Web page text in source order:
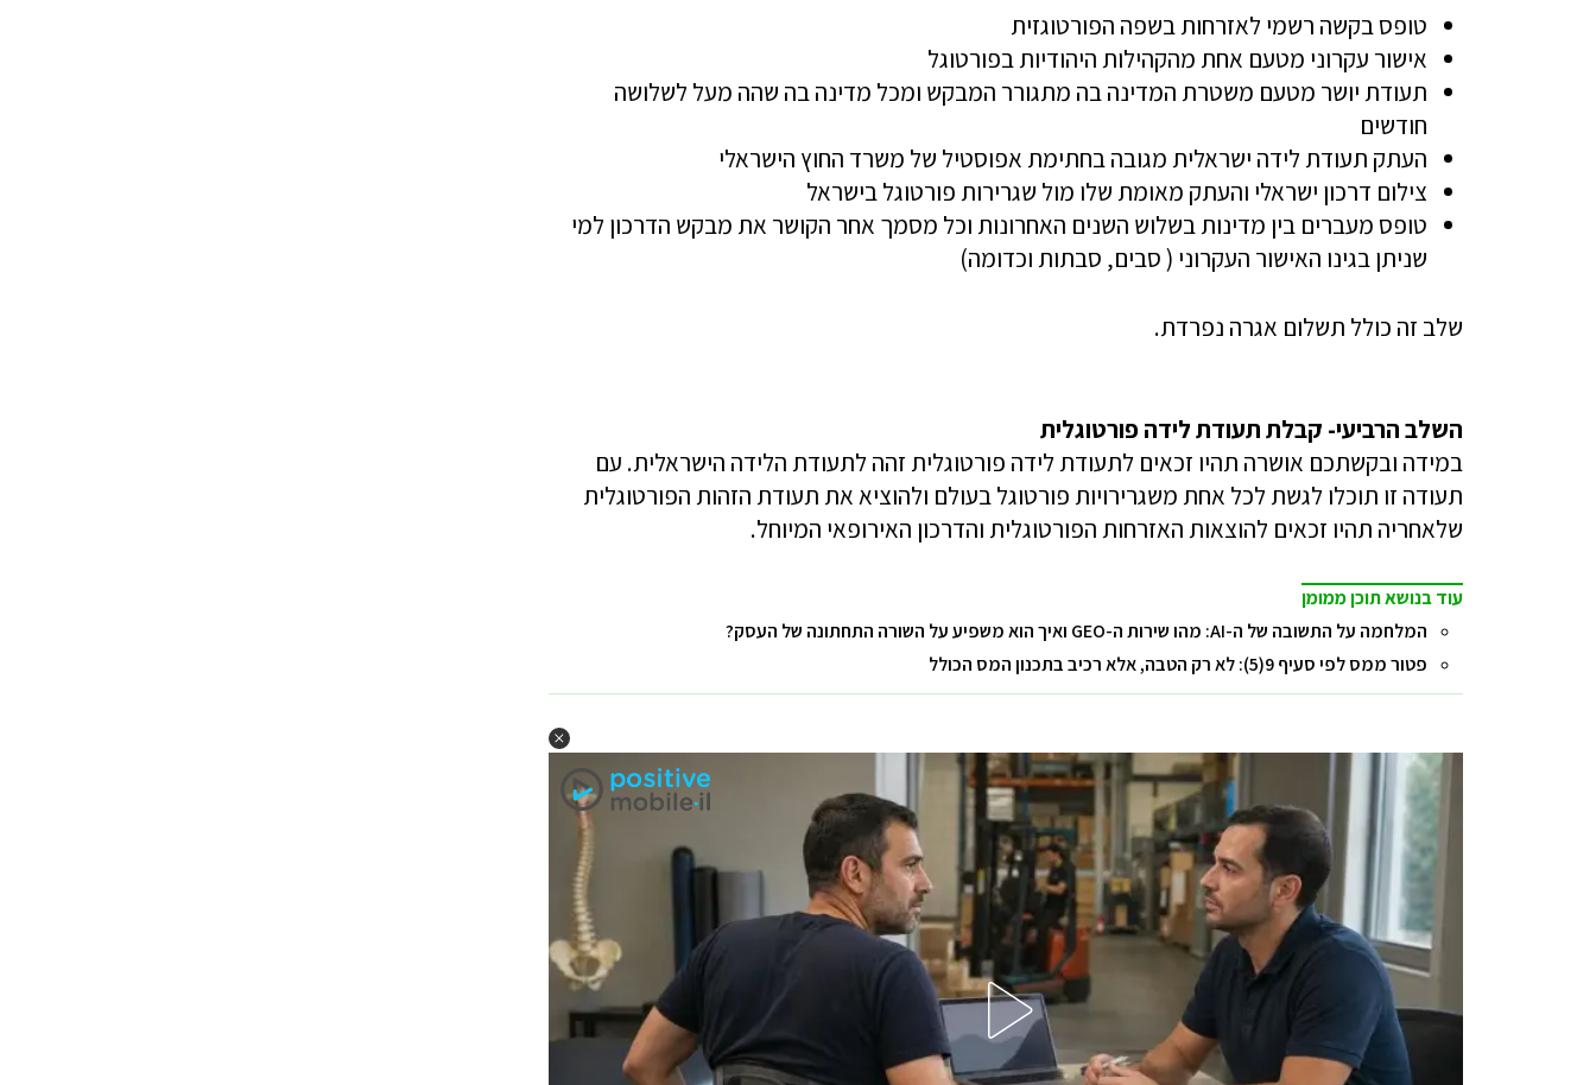
טופס בקשה רשמי לאזרחות בשפה הפורטוגזית
אישור עקרוני מטעם אחת מהקהילות היהודיות בפורטוגל
תעודת יושר מטעם משטרת המדינה בה מתגורר המבקש ומכל מדינה בה שהה מעל לשלושה
חודשים
העתק תעודת לידה ישראלית מגובה בחתימת אפוסטיל של משרד החוץ הישראלי
צילום דרכון ישראלי והעתק מאומת שלו מול שגרירות פורטוגל בישראל
טופס מעברים בין מדינות בשלוש השנים האחרונות וכל מסמך אחר הקושר את מבקש הדרכון למי
שניתן בגינו האישור העקרוני ( סבים, סבתות וכדומה)
שלב זה כולל תשלום אגרה נפרדת.
השלב הרביעי- קבלת תעודת לידה פורטוגלית
במידה ובקשתכם אושרה תהיו זכאים לתעודת לידה פורטוגלית זהה לתעודת הלידה הישראלית. עם
תעודה זו תוכלו לגשת לכל אחת משגרירויות פורטוגל בעולם ולהוציא את תעודת הזהות הפורטוגלית
שלאחריה תהיו זכאים להוצאות האזרחות הפורטוגלית והדרכון האירופאי המיוחל.
עוד בנושא תוכן ממומן
המלחמה על התשובה של ה-AI: מהו שירות ה-GEO ואיך הוא משפיע על השורה התחתונה של העסק?
פטור ממס לפי סעיף 9(5): לא רק הטבה, אלא רכיב בתכנון המס הכולל